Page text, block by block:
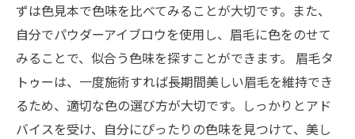
ずは色見本で色味を比べてみることが大切です。また、
自分でパウダーアイブロウを使用し、眉毛に色をのせて
みることで、似合う色味を探すことができます。 眉毛タ
トゥーは、一度施術すれば長期間美しい眉毛を維持でき
るため、適切な色の選び方が大切です。しっかりとアド
バイスを受け、自分にぴったりの色味を見つけて、美し